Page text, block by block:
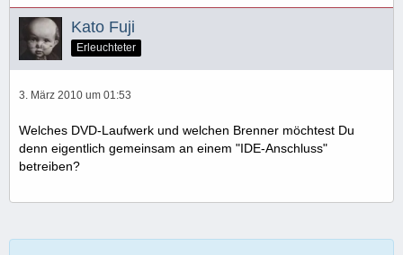
Kato Fuji
Erleuchteter
3. März 2010 um 01:53
Welches DVD-Laufwerk und welchen Brenner möchtest Du
denn eigentlich gemeinsam an einem "IDE-Anschluss"
betreiben?